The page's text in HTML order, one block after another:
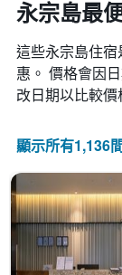
永宗島最
這些永宗島​住
惠。 價格會因
改日期以比較價
顯示所有1,136